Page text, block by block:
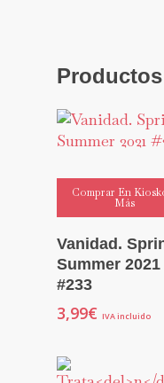
Comprar En
Más
Vanidad.
Summer 2021
#233
3,99€ IVA incluido